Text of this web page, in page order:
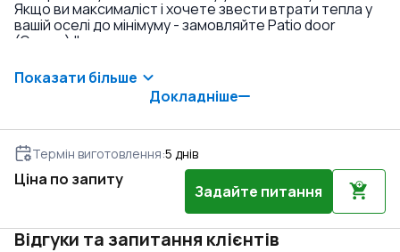
Якщо ви максималіст і хочете звести втрати тепла у
вашій оселі до мінімуму - замовляйте Patio door
(Geneo)."
Показати більше
Докладніше
Термін виготовлення:5 днів
Ціна по запиту
Задайте питання
Відгуки та запитання клієнтів